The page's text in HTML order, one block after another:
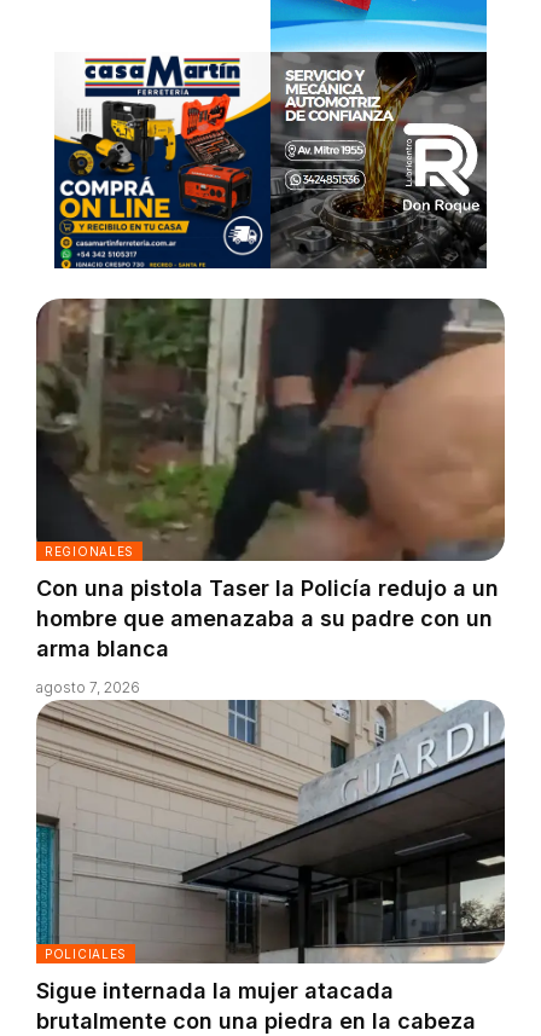
REGIONALES
Con una pistola Taser la Policía redujo a un
hombre que amenazaba a su padre con un
arma blanca
agosto 7, 2026
POLICIALES
Sigue internada la mujer atacada
brutalmente con una piedra en la cabeza